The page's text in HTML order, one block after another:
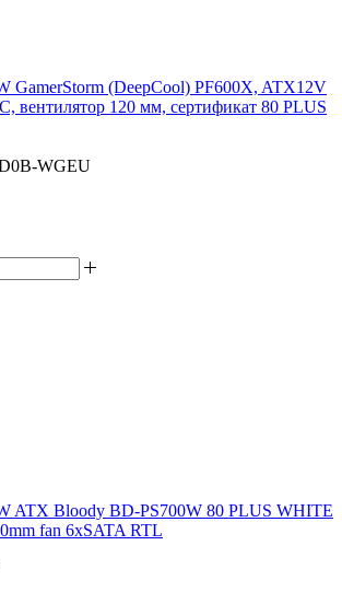
GamerStorm (DeepCool) PF600X, ATX12V
вентилятор 120 мм, cертификат 80 PLUS
WGEU
ATX Bloody BD-PS700W 80 PLUS WHITE
fan 6xSATA RTL